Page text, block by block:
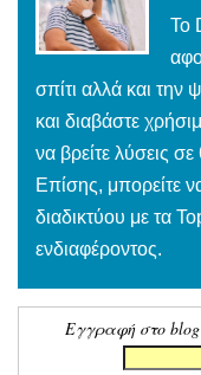
To
σπίτι αλλά και την
και διαβάστε
να βρείτε λύσεις
Επίσης, μπορείτε
διαδικτύου με τα
ενδιαφέροντος.
Εγγραφή στο blog